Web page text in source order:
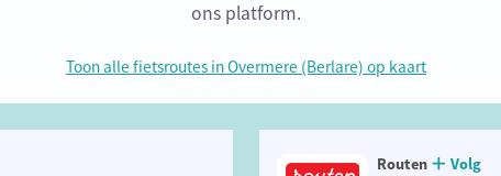
ons platform.
Toon alle fietsroutes in Overmere (Berlare) op kaart
Routen
Volg